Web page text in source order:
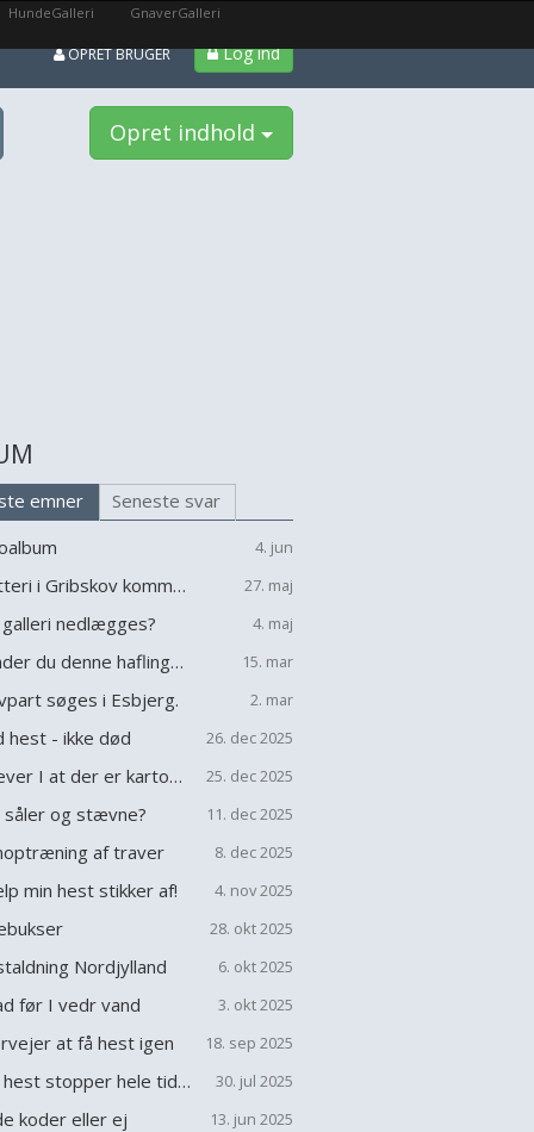
Log ind
OPRET BRUGER
Opret indhold
emner Seneste svar
4. jun
27. maj
Stutteri i Gribskov kommune.
4. maj
nedlægges?
15. mar
Kender du denne haflinger ?
2. mar
søges i Esbjerg.
26. dec 2025
hest - ikke død
25. dec 2025
oplever I at der er kartofler i jeres gulerødder
11. dec 2025
såler og stævne?
8. dec 2025
af traver
4. nov 2025
min hest stikker af!
28. okt 2025
6. okt 2025
Nordjylland
3. okt 2025
før I vedr vand
18. sep 2025
at få hest igen
30. jul 2025
Min hest stopper hele tiden op på træk turen, råd søges
13. jun 2025
koder eller ej
HundeGalleri GnaverGalleri